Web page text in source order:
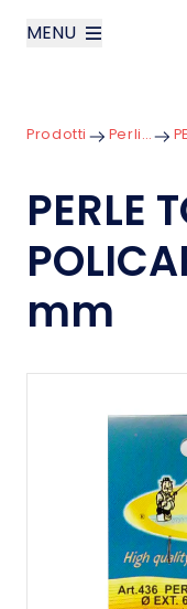
MENU
Prodotti
News
Prodotti Perline
PERLE
mm